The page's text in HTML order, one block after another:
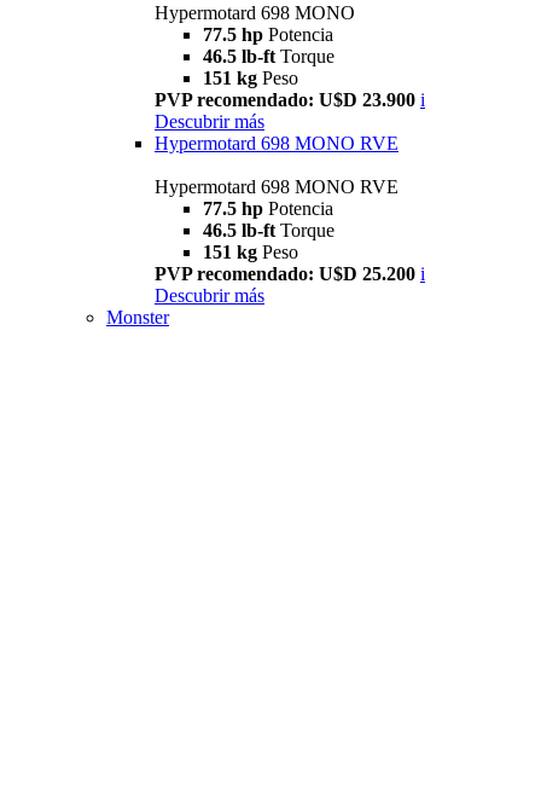
Hypermotard 698 MONO
77.5 hp Potencia
46.5 lb-ft Torque
151 kg Peso
PVP recomendado: U$D 23.900 i
Descubrir más
Hypermotard 698 MONO RVE
Hypermotard 698 MONO RVE
77.5 hp Potencia
46.5 lb-ft Torque
151 kg Peso
PVP recomendado: U$D 25.200 i
Descubrir más
Monster